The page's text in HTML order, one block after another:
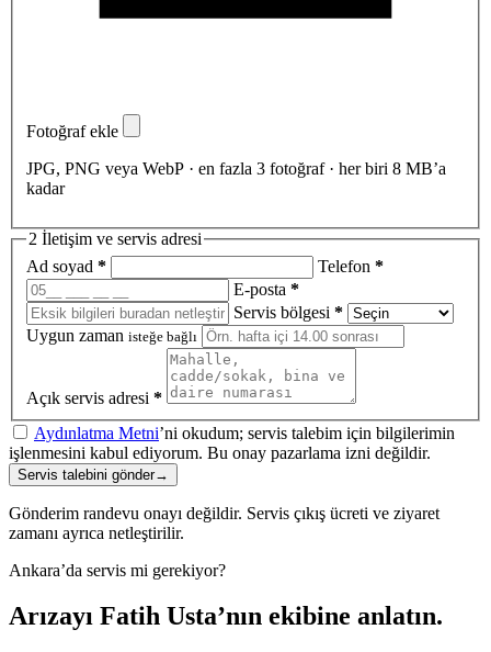
Fotoğraf ekle
JPG, PNG veya WebP · en fazla 3 fotoğraf · her biri 8 MB’a
kadar
2 İletişim ve servis adresi
Ad soyad * Telefon *
E-posta *
Servis bölgesi *
Uygun zaman isteğe bağlı
Açık servis adresi *
Aydınlatma Metni’ni okudum; servis talebim için bilgilerimin
işlenmesini kabul ediyorum. Bu onay pazarlama izni değildir.
Servis talebini gönder→
Gönderim randevu onayı değildir. Servis çıkış ücreti ve ziyaret
zamanı ayrıca netleştirilir.
Ankara’da servis mi gerekiyor?
Arızayı Fatih Usta’nın ekibine anlatın.